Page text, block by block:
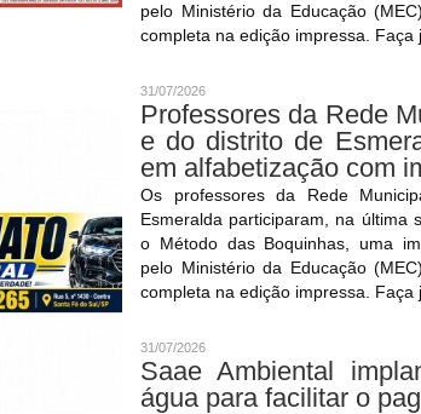
pelo Ministério da Educação
completa na edição impressa. Faça
31/07/2026
Professores da Rede
e do distrito de
em alfabetização com
Os professores da Rede
Esmeralda participaram, na última
o Método das Boquinhas, uma
pelo Ministério da Educação
completa na edição impressa. Faça
31/07/2026
Saae Ambiental
água para facilitar o